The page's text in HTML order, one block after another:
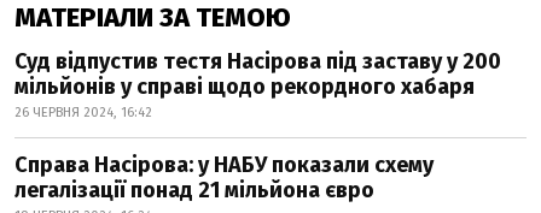
МАТЕРІАЛИ ЗА ТЕМОЮ
Суд відпустив тестя Насірова під заставу у 200
мільйонів у справі щодо рекордного хабаря
26 ЧЕРВНЯ 2024, 16:42
Справа Насірова: у НАБУ показали схему
легалізації понад 21 мільйона євро